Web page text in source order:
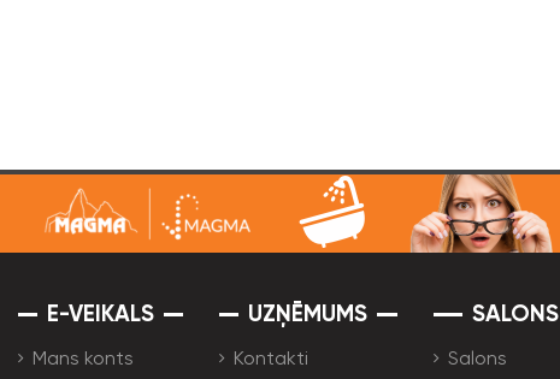
E-VEIKALS
Mans konts
UZŅĒMUMS
Kontakti
SALONS
Salons